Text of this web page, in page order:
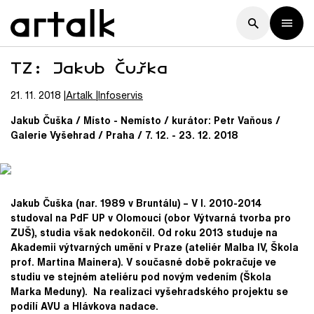
TZ: Jakub Čuška
21. 11. 2018 Artalk Infoservis
Jakub Čuška / Místo - Nemísto / kurátor: Petr Vaňous /
Galerie Vyšehrad / Praha / 7. 12. - 23. 12. 2018
Jakub Čuška (nar. 1989 v Bruntálu) – V l. 2010-2014
studoval na PdF UP v Olomouci (obor Výtvarná tvorba pro
ZUŠ), studia však nedokončil. Od roku 2013 studuje na
Akademii výtvarných umění v Praze (ateliér Malba IV, Škola
prof. Martina Mainera). V současné době pokračuje ve
studiu ve stejném ateliéru pod novým vedením (Škola
Marka Meduny). Na realizaci vyšehradského projektu se
podílí AVU a Hlávkova nadace.